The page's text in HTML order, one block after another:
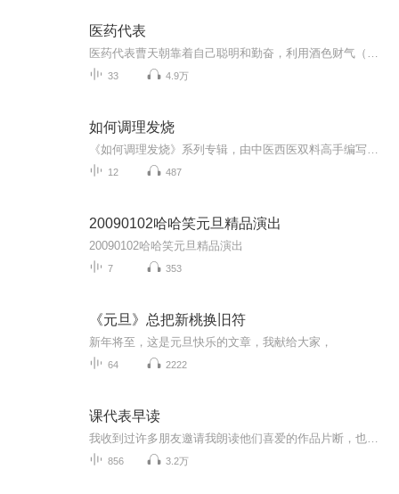
医药代表
33 4.9万
如何调理发烧
12 487
20090102哈哈笑元旦精品演出
20090102哈哈笑元旦精品演出
7 353
《元旦》总把新桃换旧符
新年将至，这是元旦快乐的文章，我献给大家，
64 2222
课代表早读
856 3.2万